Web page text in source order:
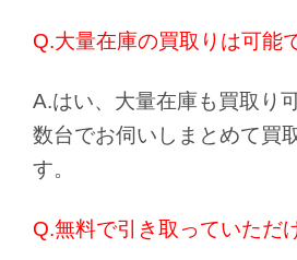
Q.大量在庫の買取りは可能
A.はい、大量在庫も買取り
数台でお伺いしまとめて買
す。
Q.無料で引き取っていただ